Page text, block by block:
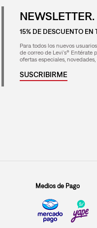
NEWSLETTER.
15% DE DESCUENTO EN
Para todos los nuevos
de correo de Levi's® Entérate
ofertas especiales, novedades,
SUSCRIBIRME
Medios de Pago